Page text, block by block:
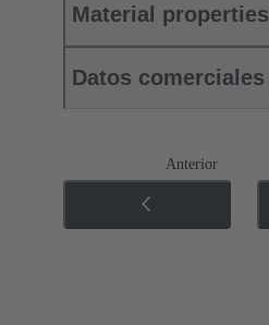
Material properties
Datos comerciales
Anterior